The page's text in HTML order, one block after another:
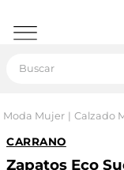
Moda Mujer Calzado
CARRANO
Zapatos Eco